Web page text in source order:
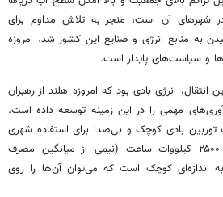
شهرهای آن است، منجر به تلاش مداوم برای
به منابع انرژی و صنایع این کشور شد. امروزه
و سیاست‌های پایدار است.
انتقال، انرژی بادی بود که امروزه هلند از رهبران
مهمی را در این زمینه توسعه داده است.
توربین بادی کوچک و بی‌صدا برای استفاده شهری
با ظرفیت تولید بین ۳۰۰ تا ۲۵۰۰ کیلووات ساعت (نیمی از میانگین مصرف
به اندازه‌ای کوچک است که می‌توان آن‌ها را روی